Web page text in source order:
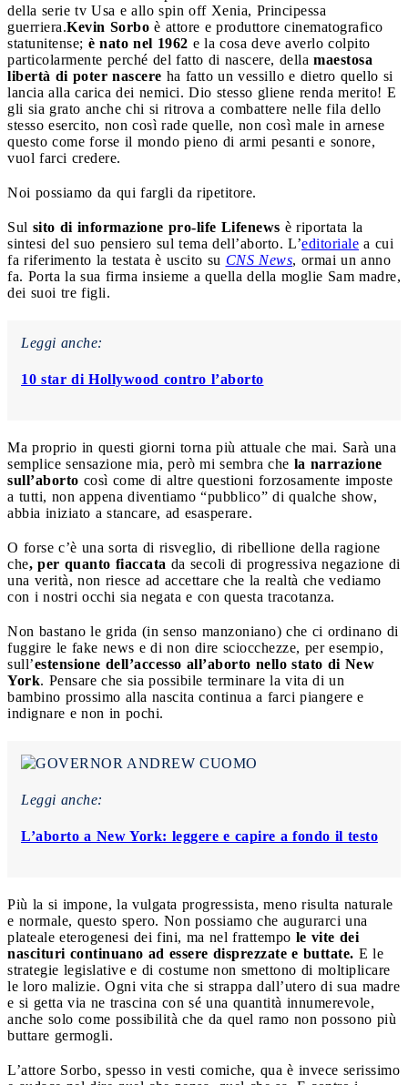
della serie tv Usa e allo spin off Xenia, Principessa
guerriera.Kevin Sorbo è attore e produttore cinematografico
statunitense; è nato nel 1962 e la cosa deve averlo colpito
particolarmente perché del fatto di nascere, della maestosa
libertà di poter nascere ha fatto un vessillo e dietro quello si
lancia alla carica dei nemici. Dio stesso gliene renda merito! E
gli sia grato anche chi si ritrova a combattere nelle fila dello
stesso esercito, non così rade quelle, non così male in arnese
questo come forse il mondo pieno di armi pesanti e sonore,
vuol farci credere.
Noi possiamo da qui fargli da ripetitore.
Sul sito di informazione pro-life Lifenews è riportata la
sintesi del suo pensiero sul tema dell’aborto. L’editoriale a cui
fa riferimento la testata è uscito su CNS News, ormai un anno
fa. Porta la sua firma insieme a quella della moglie Sam madre,
dei suoi tre figli.
Leggi anche:
10 star di Hollywood contro l’aborto
Ma proprio in questi giorni torna più attuale che mai. Sarà una
semplice sensazione mia, però mi sembra che la narrazione
sull’aborto così come di altre questioni forzosamente imposte
a tutti, non appena diventiamo “pubblico” di qualche show,
abbia iniziato a stancare, ad esasperare.
O forse c’è una sorta di risveglio, di ribellione della ragione
che, per quanto fiaccata da secoli di progressiva negazione di
una verità, non riesce ad accettare che la realtà che vediamo
con i nostri occhi sia negata e con questa tracotanza.
Non bastano le grida (in senso manzoniano) che ci ordinano di
fuggire le fake news e di non dire sciocchezze, per esempio,
sull’estensione dell’accesso all’aborto nello stato di New
York. Pensare che sia possibile terminare la vita di un
bambino prossimo alla nascita continua a farci piangere e
indignare e non in pochi.
Leggi anche:
L’aborto a New York: leggere e capire a fondo il testo
Più la si impone, la vulgata progressista, meno risulta naturale
e normale, questo spero. Non possiamo che augurarci una
plateale eterogenesi dei fini, ma nel frattempo le vite dei
nascituri continuano ad essere disprezzate e buttate. E le
strategie legislative e di costume non smettono di moltiplicare
le loro malizie. Ogni vita che si strappa dall’utero di sua madre
e si getta via ne trascina con sé una quantità innumerevole,
anche solo come possibilità che da quel ramo non possono più
buttare germogli.
L’attore Sorbo, spesso in vesti comiche, qua è invece serissimo